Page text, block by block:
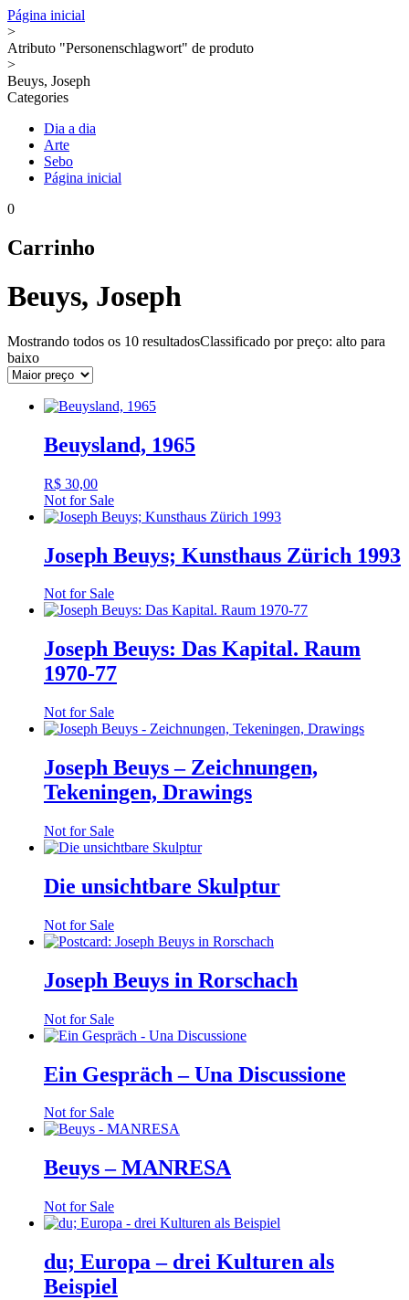
Página inicial
>
Atributo "Personenschlagwort" de produto
>
Beuys, Joseph
Categories
Dia a dia
Arte
Sebo
Página inicial
0
Carrinho
Beuys, Joseph
Mostrando todos os 10 resultadosClassificado por preço: alto para
baixo
Beuysland, 1965
R$ 30,00
Not for Sale
Joseph Beuys; Kunsthaus Zürich 1993
Not for Sale
Joseph Beuys: Das Kapital. Raum
1970-77
Not for Sale
Joseph Beuys – Zeichnungen,
Tekeningen, Drawings
Not for Sale
Die unsichtbare Skulptur
Not for Sale
Joseph Beuys in Rorschach
Not for Sale
Ein Gespräch – Una Discussione
Not for Sale
Beuys – MANRESA
Not for Sale
du; Europa – drei Kulturen als
Beispiel